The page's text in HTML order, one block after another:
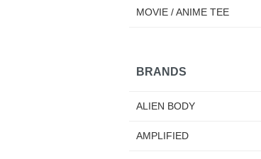
MOVIE / ANIME TEE
BRANDS
ALIEN BODY
AMPLIFIED